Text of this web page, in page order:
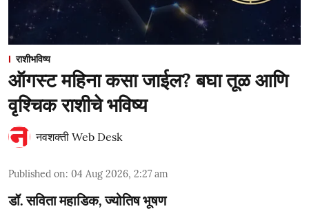
राशीभविष्य
ऑगस्ट महिना कसा जाईल? बघा तूळ आणि
वृश्चिक राशीचे भविष्य
नवशक्ती Web Desk
Published on: 04 Aug 2026, 2:27 am
डॉ. सविता महाडिक, ज्योतिष भूषण